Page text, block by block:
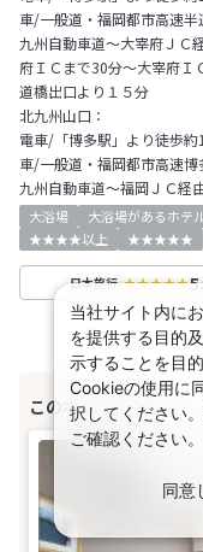
車/一般道・福岡都市高速
九州自動車道～大宰府ＪＣ
府ＩＣまで30分～大宰府Ｉ
道橋出口より１５分
北九州山口：
電車/「博多駅」より徒歩約
車/一般道・福岡都市高速
九州自動車道～福岡ＪＣ経
大浴場 大浴場があるホテ
★★★★以上
★★★★★
日本旅行
当社サイト内に
を提供する目的
示することを目
Cookieの使用に
択してください
ご確認ください。
同意